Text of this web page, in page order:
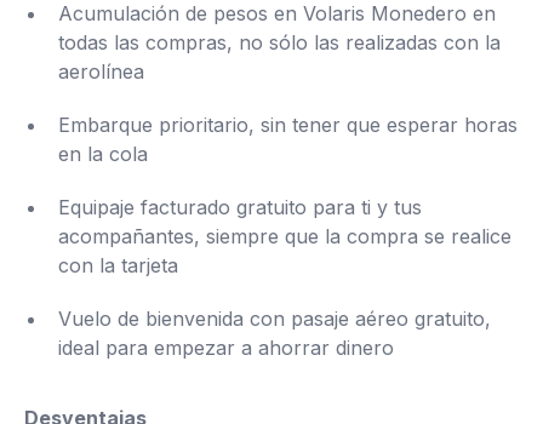
Acumulación de pesos en Volaris Monedero en
todas las compras, no sólo las realizadas con la
aerolínea
Embarque prioritario, sin tener que esperar horas
en la cola
Equipaje facturado gratuito para ti y tus
acompañantes, siempre que la compra se realice
con la tarjeta
Vuelo de bienvenida con pasaje aéreo gratuito,
ideal para empezar a ahorrar dinero
Desventajas